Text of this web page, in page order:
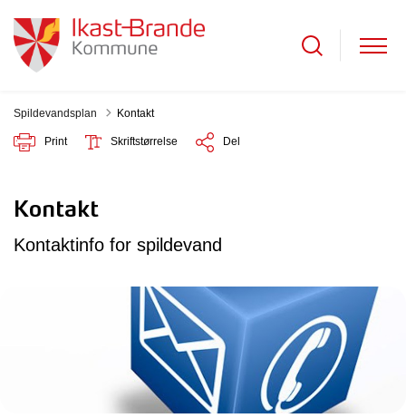
Spildevandsplan Kontakt
Print Skriftstørrelse Del
Kontakt
Kontaktinfo for spildevand